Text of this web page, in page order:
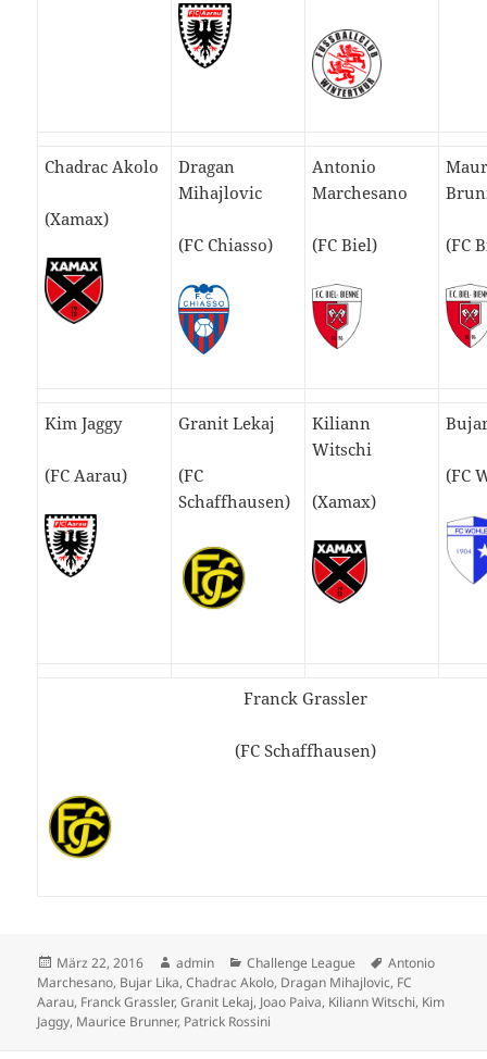
Chadrac Akolo
(Xamax)
Dragan
Mihajlovic
(FC Chiasso)
Antonio
Marchesano
(FC Biel) (FC
Kim Jaggy
(FC Aarau)
Granit Lekaj
(FC
Schaffhausen)
Kiliann
Witschi
(Xamax)
(FC
Franck Grassler
(FC Schaffhausen)
Veröffentlicht
am
März 22, 2016 Autor
admin Kategorien
Challenge League Schlagwörter
Antonio
Marchesano, Bujar Lika,Chadrac Akolo, Dragan Mihajlovic, FC
Aarau, Franck Grassler,Granit Lekaj, Joao Paiva, Kiliann Witschi, Kim
Jaggy, Maurice Brunner, Patrick Rossini